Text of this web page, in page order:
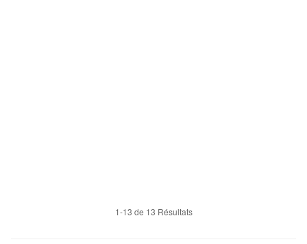
1-13 de 13 Résultats